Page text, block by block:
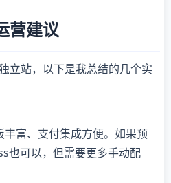
营建议
立站，以下是我总结的几个实
富、支付集成方便。如果预
也可以，但需要更多手动配